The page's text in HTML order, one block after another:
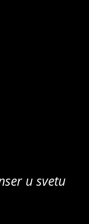
u svetu